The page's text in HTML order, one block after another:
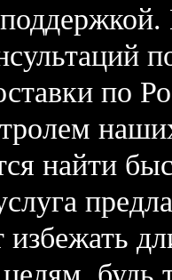
по
найти
избежать